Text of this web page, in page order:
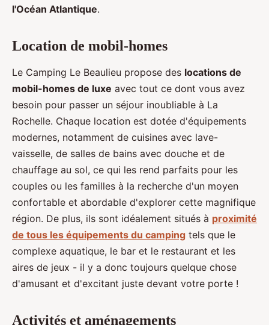
l'Océan Atlantique.
Location de mobil-homes
Le Camping Le Beaulieu propose des locations de
mobil-homes de luxe avec tout ce dont vous avez
besoin pour passer un séjour inoubliable à La
Rochelle. Chaque location est dotée d'équipements
modernes, notamment de cuisines avec lave-
vaisselle, de salles de bains avec douche et de
chauffage au sol, ce qui les rend parfaits pour les
couples ou les familles à la recherche d'un moyen
confortable et abordable d'explorer cette magnifique
région. De plus, ils sont idéalement situés à proximité
de tous les équipements du camping tels que le
complexe aquatique, le bar et le restaurant et les
aires de jeux - il y a donc toujours quelque chose
d'amusant et d'excitant juste devant votre porte !
Activités et aménagements